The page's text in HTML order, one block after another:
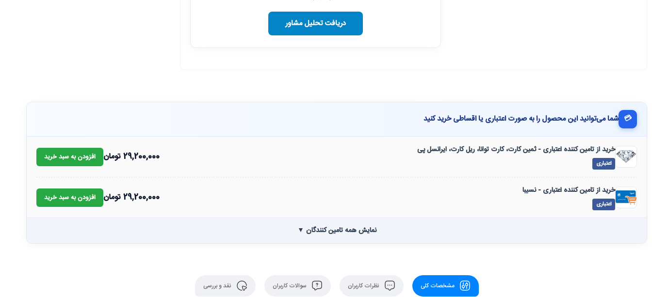
دریافت تحلیل مشاور
💳 شما می‌توانید این محصول را به صورت اعتباری یا اقساطی خرید کنید
خرید از تامین کننده اعتباری - ثمین کارت، کارت توانا، ریل کارت، ایرانسل پی
اعتباری
29,200,000تومان افزودن به سبد خرید
خرید از تامین کننده اعتباری - نسیبا
اعتباری
29,200,000تومان افزودن به سبد خرید
نمایش همه تامین کنندگان ▼
مشخصات کلی نظرات کاربران سوالات کاربران نقد و بررسی